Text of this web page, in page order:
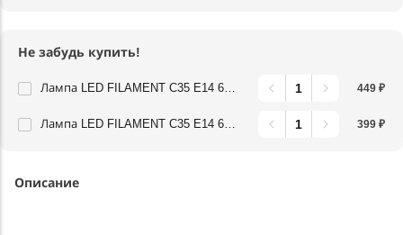
Не забудь купить!
Лампа LED FILAMENT C35 E14 6W 220V 3000K 360G CL Lightstar 933702 449 ₽
Лампа LED FILAMENT C35 E14 6W 220V 4000K 360G CL Lightstar 933704 399 ₽
Описание